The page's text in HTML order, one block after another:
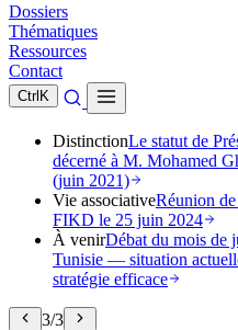
Dossiers
Thématiques
Ressources
Contact
Ctrl K
DistinctionLe statut de
décerné à M. Mohamed
(juin 2021)
Vie associativeRéunion
FIKD le 25 juin 2024
À venirDébat du mois de
Tunisie — situation
stratégie efficace
3/3